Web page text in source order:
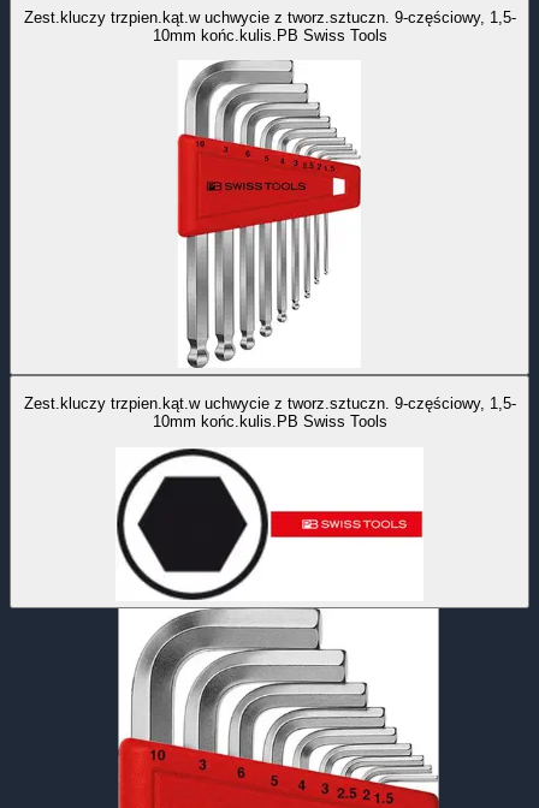
Zest.kluczy trzpien.kąt.w uchwycie z tworz.sztuczn. 9-częściowy, 1,5-
10mm końc.kulis.PB Swiss Tools
Zest.kluczy trzpien.kąt.w uchwycie z tworz.sztuczn. 9-częściowy, 1,5-
10mm końc.kulis.PB Swiss Tools